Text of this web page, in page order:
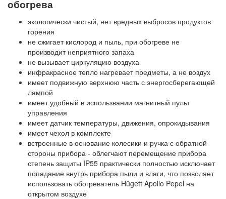
обогрева
экологически чистый, нет вредных выбросов продуктов
горения
не сжигает кислород и пыль, при обогреве не
производит неприятного запаха
не вызывает циркуляцию воздуха
инфракрасное тепло нагревает предметы, а не воздух
имеет подвижную верхнюю часть с энергосберегающей
лампой
имеет удобный в использвании магнитный пульт
управления
имеет датчик температуры, движения, опрокидывания
имеет чехол в комплекте
встроенные в основание колесики и ручка с обратной
стороны прибора - облегчают перемещение прибора
степень защиты IP55 практически полностью исключает
попадание внутрь прибора пыли и влаги, что позволяет
использовать обогреватель Hügett Apollo Pepel на
открытом воздухе